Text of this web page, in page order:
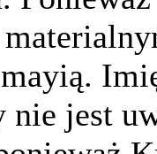
nie jest